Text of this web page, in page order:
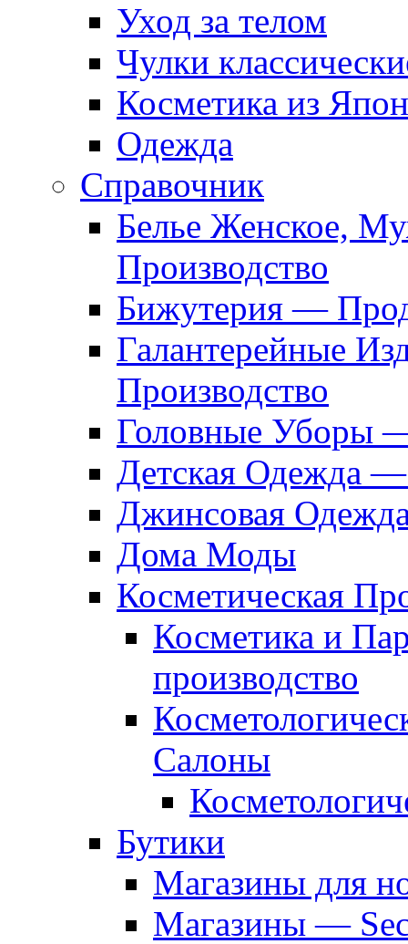
Уход за телом
Чулки
Косметика из
Одежда
Справочник
Белье Женское,
Производство
Бижутерия —
Галантерейные
Производство
Головные Уборы
Детская Одежда
Джинсовая
Дома Моды
Косметическая
Косметика и
производство
Салоны
Бутики
Магазины для
Магазины —